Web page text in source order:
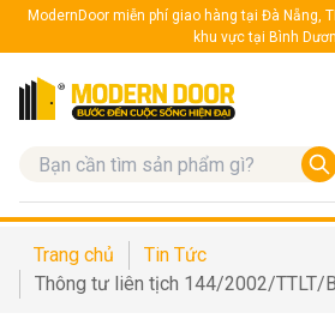
ModernDoor miễn phí giao hàng tại Đà Nẵng,
khu vực tại Bình
Trang chủ
Tin Tức
Thông tư liên tịch 144/2002/TTLT/